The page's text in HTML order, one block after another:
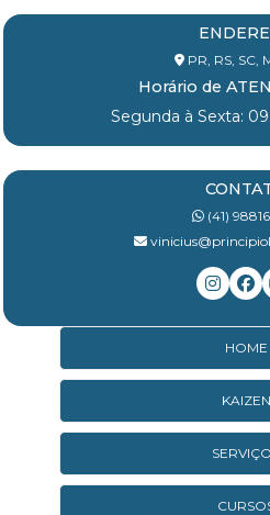
PR, RS, SC,
Horário de
Segunda à Sexta:
(41)
HOME
KAIZEN